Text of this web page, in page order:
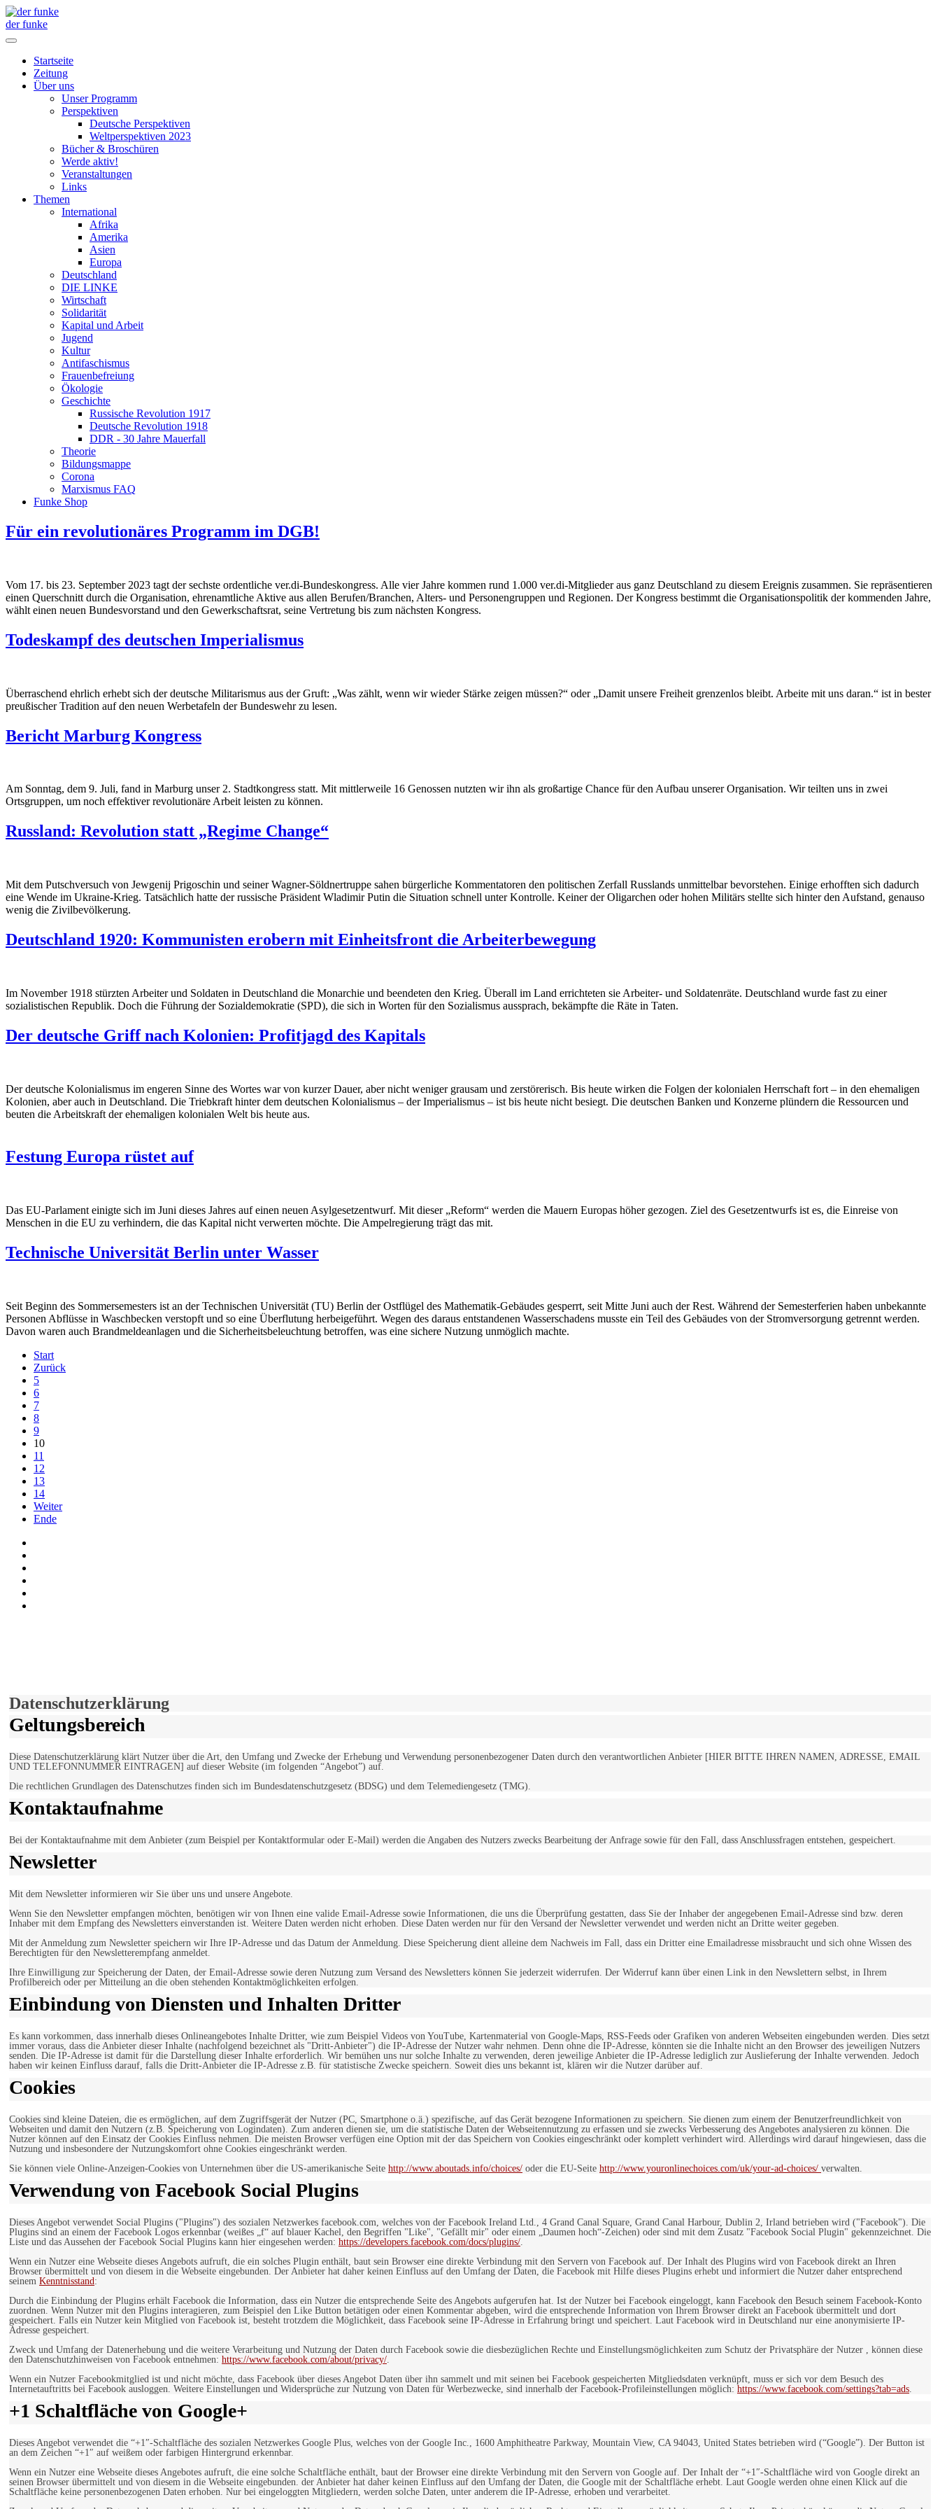
der funke
Startseite
Zeitung
Über uns
Unser Programm
Perspektiven
Deutsche Perspektiven
Weltperspektiven 2023
Bücher & Broschüren
Werde aktiv!
Veranstaltungen
Links
Themen
International
Afrika
Amerika
Asien
Europa
Deutschland
DIE LINKE
Wirtschaft
Solidarität
Kapital und Arbeit
Jugend
Kultur
Antifaschismus
Frauenbefreiung
Ökologie
Geschichte
Russische Revolution 1917
Deutsche Revolution 1918
DDR - 30 Jahre Mauerfall
Theorie
Bildungsmappe
Corona
Marxismus FAQ
Funke Shop
Für ein revolutionäres Programm im DGB!
Vom 17. bis 23. September 2023 tagt der sechste ordentliche ver.di-Bundeskongress. Alle vier Jahre kommen rund 1.000 ver.di-Mitglieder aus ganz Deutschland zu diesem Ereignis zusammen. Sie repräsentieren
einen Querschnitt durch die Organisation, ehrenamtliche Aktive aus allen Berufen/Branchen, Alters- und Personengruppen und Regionen. Der Kongress bestimmt die Organisationspolitik der kommenden Jahre,
wählt einen neuen Bundesvorstand und den Gewerkschaftsrat, seine Vertretung bis zum nächsten Kongress.
Todeskampf des deutschen Imperialismus
Überraschend ehrlich erhebt sich der deutsche Militarismus aus der Gruft: „Was zählt, wenn wir wieder Stärke zeigen müssen?“ oder „Damit unsere Freiheit grenzenlos bleibt. Arbeite mit uns daran.“ ist in bester
preußischer Tradition auf den neuen Werbetafeln der Bundeswehr zu lesen.
Bericht Marburg Kongress
Am Sonntag, dem 9. Juli, fand in Marburg unser 2. Stadtkongress statt. Mit mittlerweile 16 Genossen nutzten wir ihn als großartige Chance für den Aufbau unserer Organisation. Wir teilten uns in zwei
Ortsgruppen, um noch effektiver revolutionäre Arbeit leisten zu können.
Russland: Revolution statt „Regime Change“
Mit dem Putschversuch von Jewgenij Prigoschin und seiner Wagner-Söldnertruppe sahen bürgerliche Kommentatoren den politischen Zerfall Russlands unmittelbar bevorstehen. Einige erhofften sich dadurch
eine Wende im Ukraine-Krieg. Tatsächlich hatte der russische Präsident Wladimir Putin die Situation schnell unter Kontrolle. Keiner der Oligarchen oder hohen Militärs stellte sich hinter den Aufstand, genauso
wenig die Zivilbevölkerung.
Deutschland 1920: Kommunisten erobern mit Einheitsfront die Arbeiterbewegung
Im November 1918 stürzten Arbeiter und Soldaten in Deutschland die Monarchie und beendeten den Krieg. Überall im Land errichteten sie Arbeiter- und Soldatenräte. Deutschland wurde fast zu einer
sozialistischen Republik. Doch die Führung der Sozialdemokratie (SPD), die sich in Worten für den Sozialismus aussprach, bekämpfte die Räte in Taten.
Der deutsche Griff nach Kolonien: Profitjagd des Kapitals
Der deutsche Kolonialismus im engeren Sinne des Wortes war von kurzer Dauer, aber nicht weniger grausam und zerstörerisch. Bis heute wirken die Folgen der kolonialen Herrschaft fort – in den ehemaligen
Kolonien, aber auch in Deutschland. Die Triebkraft hinter dem deutschen Kolonialismus – der Imperialismus – ist bis heute nicht besiegt. Die deutschen Banken und Konzerne plündern die Ressourcen und
beuten die Arbeitskraft der ehemaligen kolonialen Welt bis heute aus.
Festung Europa rüstet auf
Das EU-Parlament einigte sich im Juni dieses Jahres auf einen neuen Asylgesetzentwurf. Mit dieser „Reform“ werden die Mauern Europas höher gezogen. Ziel des Gesetzentwurfs ist es, die Einreise von
Menschen in die EU zu verhindern, die das Kapital nicht verwerten möchte. Die Ampelregierung trägt das mit.
Technische Universität Berlin unter Wasser
Seit Beginn des Sommersemesters ist an der Technischen Universität (TU) Berlin der Ostflügel des Mathematik-Gebäudes gesperrt, seit Mitte Juni auch der Rest. Während der Semesterferien haben unbekannte
Personen Abflüsse in Waschbecken verstopft und so eine Überflutung herbeigeführt. Wegen des daraus entstandenen Wasserschadens musste ein Teil des Gebäudes von der Stromversorgung getrennt werden.
Davon waren auch Brandmeldeanlagen und die Sicherheitsbeleuchtung betroffen, was eine sichere Nutzung unmöglich machte.
Start
Zurück
5
6
7
8
9
10
11
12
13
14
Weiter
Ende
Datenschutzerklärung
Geltungsbereich
Diese Datenschutzerklärung klärt Nutzer über die Art, den Umfang und Zwecke der Erhebung und Verwendung personenbezogener Daten durch den verantwortlichen Anbieter [HIER BITTE IHREN NAMEN, ADRESSE, EMAIL
UND TELEFONNUMMER EINTRAGEN] auf dieser Website (im folgenden “Angebot”) auf.
Die rechtlichen Grundlagen des Datenschutzes finden sich im Bundesdatenschutzgesetz (BDSG) und dem Telemediengesetz (TMG).
Kontaktaufnahme
Bei der Kontaktaufnahme mit dem Anbieter (zum Beispiel per Kontaktformular oder E-Mail) werden die Angaben des Nutzers zwecks Bearbeitung der Anfrage sowie für den Fall, dass Anschlussfragen entstehen, gespeichert.
Newsletter
Mit dem Newsletter informieren wir Sie über uns und unsere Angebote.
Wenn Sie den Newsletter empfangen möchten, benötigen wir von Ihnen eine valide Email-Adresse sowie Informationen, die uns die Überprüfung gestatten, dass Sie der Inhaber der angegebenen Email-Adresse sind bzw. deren
Inhaber mit dem Empfang des Newsletters einverstanden ist. Weitere Daten werden nicht erhoben. Diese Daten werden nur für den Versand der Newsletter verwendet und werden nicht an Dritte weiter gegeben.
Mit der Anmeldung zum Newsletter speichern wir Ihre IP-Adresse und das Datum der Anmeldung. Diese Speicherung dient alleine dem Nachweis im Fall, dass ein Dritter eine Emailadresse missbraucht und sich ohne Wissen des
Berechtigten für den Newsletterempfang anmeldet.
Ihre Einwilligung zur Speicherung der Daten, der Email-Adresse sowie deren Nutzung zum Versand des Newsletters können Sie jederzeit widerrufen. Der Widerruf kann über einen Link in den Newslettern selbst, in Ihrem
Profilbereich oder per Mitteilung an die oben stehenden Kontaktmöglichkeiten erfolgen.
Einbindung von Diensten und Inhalten Dritter
Es kann vorkommen, dass innerhalb dieses Onlineangebotes Inhalte Dritter, wie zum Beispiel Videos von YouTube, Kartenmaterial von Google-Maps, RSS-Feeds oder Grafiken von anderen Webseiten eingebunden werden. Dies setzt
immer voraus, dass die Anbieter dieser Inhalte (nachfolgend bezeichnet als "Dritt-Anbieter") die IP-Adresse der Nutzer wahr nehmen. Denn ohne die IP-Adresse, könnten sie die Inhalte nicht an den Browser des jeweiligen Nutzers
senden. Die IP-Adresse ist damit für die Darstellung dieser Inhalte erforderlich. Wir bemühen uns nur solche Inhalte zu verwenden, deren jeweilige Anbieter die IP-Adresse lediglich zur Auslieferung der Inhalte verwenden. Jedoch
haben wir keinen Einfluss darauf, falls die Dritt-Anbieter die IP-Adresse z.B. für statistische Zwecke speichern. Soweit dies uns bekannt ist, klären wir die Nutzer darüber auf.
Cookies
Cookies sind kleine Dateien, die es ermöglichen, auf dem Zugriffsgerät der Nutzer (PC, Smartphone o.ä.) spezifische, auf das Gerät bezogene Informationen zu speichern. Sie dienen zum einem der Benutzerfreundlichkeit von
Webseiten und damit den Nutzern (z.B. Speicherung von Logindaten). Zum anderen dienen sie, um die statistische Daten der Webseitennutzung zu erfassen und sie zwecks Verbesserung des Angebotes analysieren zu können. Die
Nutzer können auf den Einsatz der Cookies Einfluss nehmen. Die meisten Browser verfügen eine Option mit der das Speichern von Cookies eingeschränkt oder komplett verhindert wird. Allerdings wird darauf hingewiesen, dass die
Nutzung und insbesondere der Nutzungskomfort ohne Cookies eingeschränkt werden.
Sie können viele Online-Anzeigen-Cookies von Unternehmen über die US-amerikanische Seite http://www.aboutads.info/choices/ oder die EU-Seite http://www.youronlinechoices.com/uk/your-ad-choices/ verwalten.
Verwendung von Facebook Social Plugins
Dieses Angebot verwendet Social Plugins ("Plugins") des sozialen Netzwerkes facebook.com, welches von der Facebook Ireland Ltd., 4 Grand Canal Square, Grand Canal Harbour, Dublin 2, Irland betrieben wird ("Facebook"). Die
Plugins sind an einem der Facebook Logos erkennbar (weißes „f“ auf blauer Kachel, den Begriffen "Like", "Gefällt mir" oder einem „Daumen hoch“-Zeichen) oder sind mit dem Zusatz "Facebook Social Plugin" gekennzeichnet. Die
Liste und das Aussehen der Facebook Social Plugins kann hier eingesehen werden: https://developers.facebook.com/docs/plugins/.
Wenn ein Nutzer eine Webseite dieses Angebots aufruft, die ein solches Plugin enthält, baut sein Browser eine direkte Verbindung mit den Servern von Facebook auf. Der Inhalt des Plugins wird von Facebook direkt an Ihren
Browser übermittelt und von diesem in die Webseite eingebunden. Der Anbieter hat daher keinen Einfluss auf den Umfang der Daten, die Facebook mit Hilfe dieses Plugins erhebt und informiert die Nutzer daher entsprechend
seinem Kenntnisstand:
Durch die Einbindung der Plugins erhält Facebook die Information, dass ein Nutzer die entsprechende Seite des Angebots aufgerufen hat. Ist der Nutzer bei Facebook eingeloggt, kann Facebook den Besuch seinem Facebook-Konto
zuordnen. Wenn Nutzer mit den Plugins interagieren, zum Beispiel den Like Button betätigen oder einen Kommentar abgeben, wird die entsprechende Information von Ihrem Browser direkt an Facebook übermittelt und dort
gespeichert. Falls ein Nutzer kein Mitglied von Facebook ist, besteht trotzdem die Möglichkeit, dass Facebook seine IP-Adresse in Erfahrung bringt und speichert. Laut Facebook wird in Deutschland nur eine anonymisierte IP-
Adresse gespeichert.
Zweck und Umfang der Datenerhebung und die weitere Verarbeitung und Nutzung der Daten durch Facebook sowie die diesbezüglichen Rechte und Einstellungsmöglichkeiten zum Schutz der Privatsphäre der Nutzer , können diese
den Datenschutzhinweisen von Facebook entnehmen: https://www.facebook.com/about/privacy/.
Wenn ein Nutzer Facebookmitglied ist und nicht möchte, dass Facebook über dieses Angebot Daten über ihn sammelt und mit seinen bei Facebook gespeicherten Mitgliedsdaten verknüpft, muss er sich vor dem Besuch des
Internetauftritts bei Facebook ausloggen. Weitere Einstellungen und Widersprüche zur Nutzung von Daten für Werbezwecke, sind innerhalb der Facebook-Profileinstellungen möglich: https://www.facebook.com/settings?tab=ads.
+1 Schaltfläche von Google+
Dieses Angebot verwendet die “+1″-Schaltfläche des sozialen Netzwerkes Google Plus, welches von der Google Inc., 1600 Amphitheatre Parkway, Mountain View, CA 94043, United States betrieben wird (“Google”). Der Button ist
an dem Zeichen “+1″ auf weißem oder farbigen Hintergrund erkennbar.
Wenn ein Nutzer eine Webseite dieses Angebotes aufruft, die eine solche Schaltfläche enthält, baut der Browser eine direkte Verbindung mit den Servern von Google auf. Der Inhalt der “+1″-Schaltfläche wird von Google direkt an
seinen Browser übermittelt und von diesem in die Webseite eingebunden. der Anbieter hat daher keinen Einfluss auf den Umfang der Daten, die Google mit der Schaltfläche erhebt. Laut Google werden ohne einen Klick auf die
Schaltfläche keine personenbezogenen Daten erhoben. Nur bei eingeloggten Mitgliedern, werden solche Daten, unter anderem die IP-Adresse, erhoben und verarbeitet.